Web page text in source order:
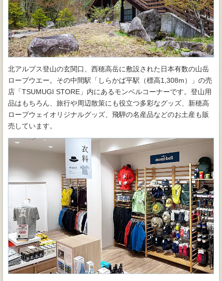
北アルプス登山の玄関口、西穂高岳に敷設された日本有数の山岳
ロープウエー。その中間駅「しらかば平駅（標高1,308m）」の売
店「TSUMUGI STORE」内にあるモンベルコーナーです。登山用
品はもちろん、旅行や周辺散策にも役立つ多彩なグッズ、新穂高
ロープウェイオリジナルグッズ、飛騨の名産品などのお土産も販
売しています。